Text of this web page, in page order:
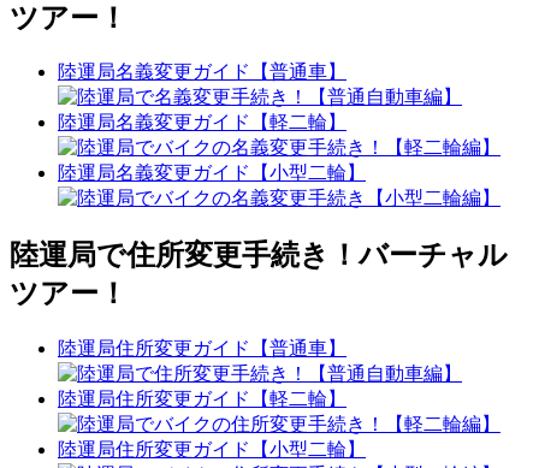
ツアー！
陸運局名義変更ガイド【普通車】
陸運局名義変更ガイド【軽二輪】
陸運局名義変更ガイド【小型二輪】
陸運局で住所変更手続き！バーチャル
ツアー！
陸運局住所変更ガイド【普通車】
陸運局住所変更ガイド【軽二輪】
陸運局住所変更ガイド【小型二輪】